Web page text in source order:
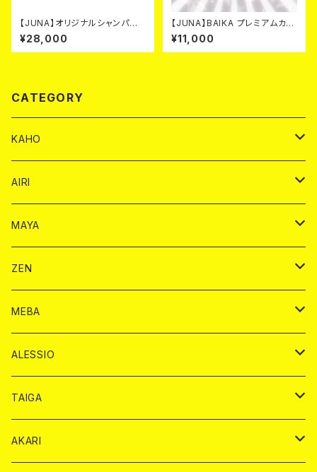
【JUNA】オリジナルシャンパ
ン シルバー カード
¥28,000
【JUNA】BAIKA プレミアムカー
ド
¥11,000
CATEGORY
KAHO
シャンパンカード
モエシャンドン カード
ヴーヴクリコ カード
BAIKA カード
ノーマル カード
プレミアム カード
ドリンク カード
１ドリンクカード
ショット
チェキ カード
チェキ １５００円
AIRI
シャンパン カード
モエシャンドン カード
ヴーヴクリコ カード
BAIKA カード
ノーマル カード
プレミアム カード
ドリンク カード
１ドリンク カード
ショット
チェキ カード
チェキ １５００円
MAYA
ドリンク
1ドリンク
ショット
チェキ
BAIKA
ZEN
ドリンク
シャンパン
ショット
チェキ
BAIKA
MEBA
ドリンク
シャンパンカード
ドリンクカード
チップ
チェキ
ALESSIO
ドリンク
シャンパン
チップ
TAIGA
ドリンク
AKARI